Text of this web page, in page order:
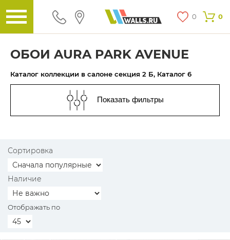
0 0
ОБОИ AURA PARK AVENUE
Каталог коллекции в салоне секция 2 Б, Каталог 6
Показать фильтры
Сортировка
Наличие
Отображать по